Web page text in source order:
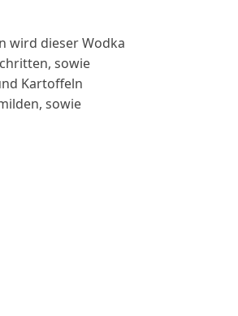
wird dieser Wodka
sowie
Kartoffeln
sowie